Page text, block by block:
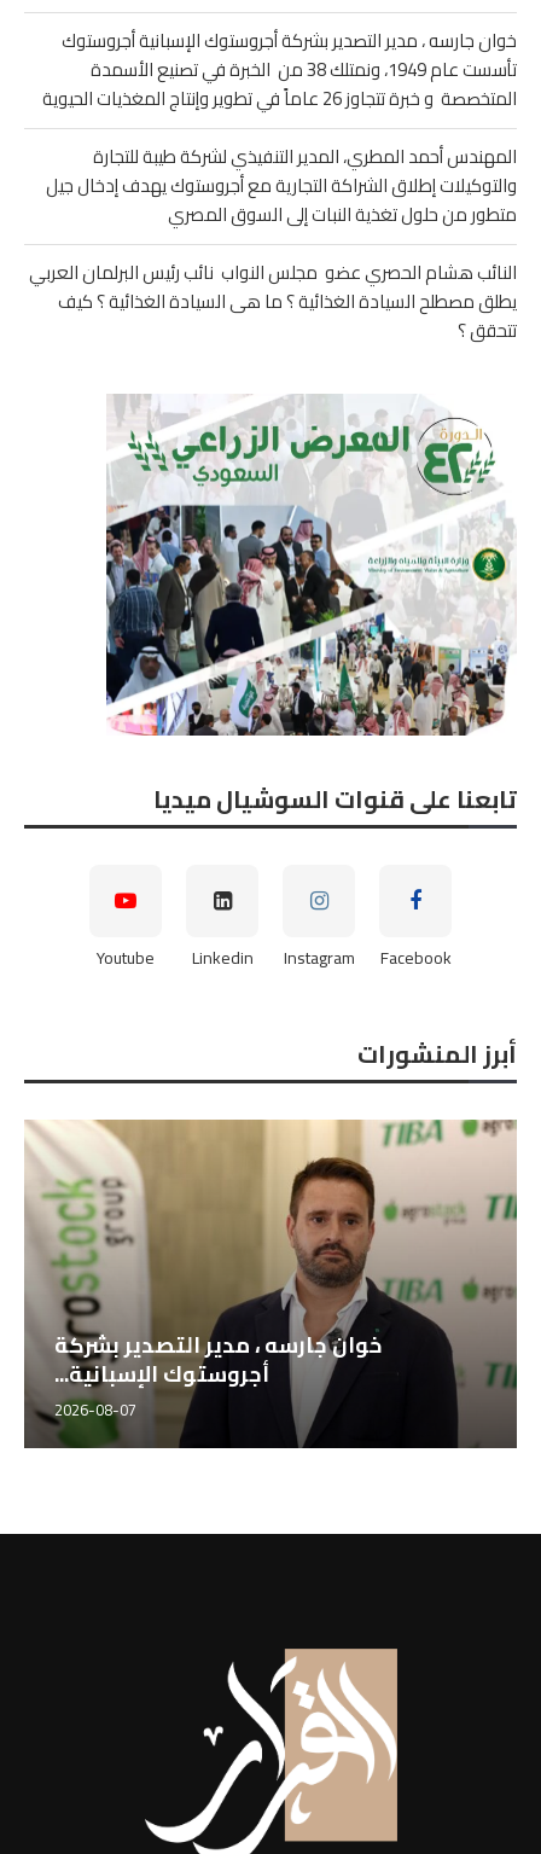
خوان جارسه ، مدير التصدير بشركة أجروستوك الإسبانية أجروستوك
تأسست عام 1949، ونمتلك 38 من الخبرة في تصنيع الأسمدة
المتخصصة و خبرة تتجاوز 26 عاماً في تطوير وإنتاج المغذيات الحيوية
المهندس أحمد المطري، المدير التنفيذي لشركة طيبة للتجارة
والتوكيلات إطلاق الشراكة التجارية مع أجروستوك يهدف إدخال جيل
متطور من حلول تغذية النبات إلى السوق المصري
النائب هشام الحصري عضو مجلس النواب نائب رئيس البرلمان العربي
يطلق مصطلح السيادة الغذائية ؟ ما هى السيادة الغذائية ؟ كيف
تتحقق ؟
تابعنا على قنوات السوشيال ميديا
Facebook
Instagram
Linkedin
Youtube
أبرز المنشورات
خوان جارسه ، مدير التصدير بشركة
أجروستوك الإسبانية...
2026-08-07